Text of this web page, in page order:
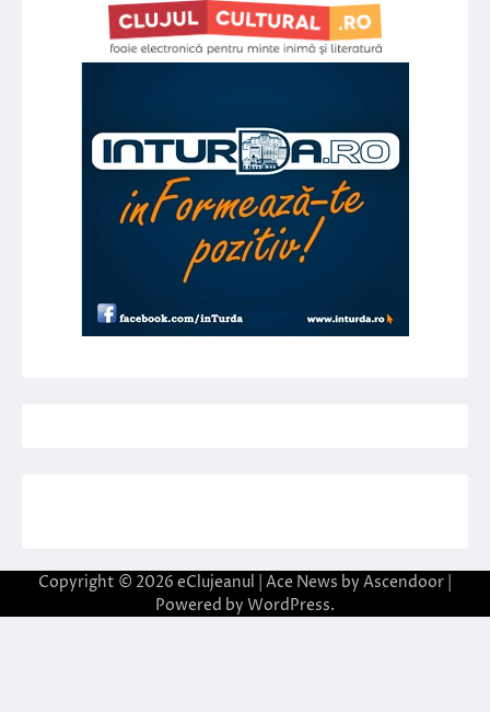
Copyright © 2026 eClujeanul | Ace News by Ascendoor
Powered by WordPress.